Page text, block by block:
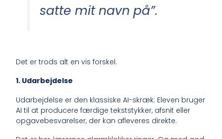
satte mit navn på”.
Det er trods alt en vis forskel.
1. Udarbejdelse
Udarbejdelse er den klassiske AI-skræk: Eleven bruger
AI til at producere færdige tekststykker, afsnit eller
opgavebesvarelser, der kan afleveres direkte.